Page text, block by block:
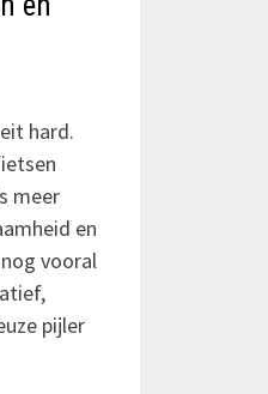
hard.
meer
en
vooral
pijler